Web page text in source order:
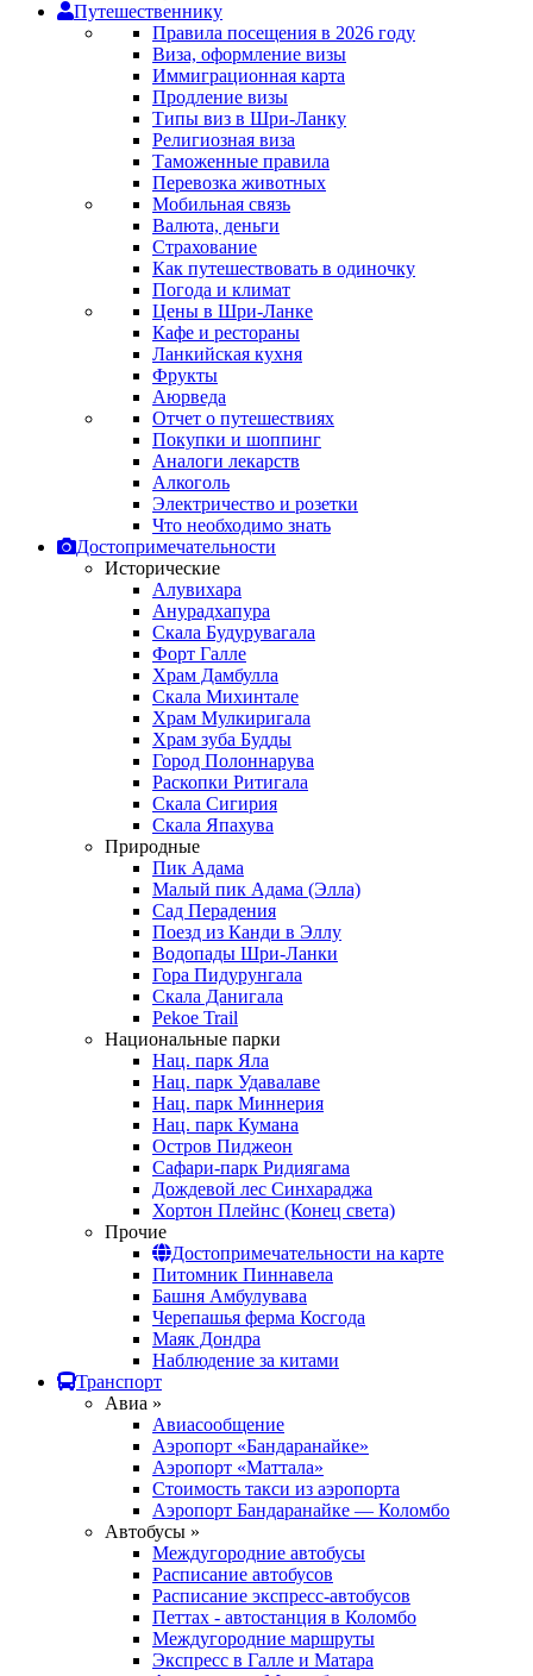
Путешественнику
Правила посещения в 2026 году
Виза, оформление визы
Иммиграционная карта
Продление визы
Типы виз в Шри-Ланку
Религиозная виза
Таможенные правила
Перевозка животных
Мобильная связь
Валюта, деньги
Страхование
Как путешествовать в одиночку
Погода и климат
Цены в Шри-Ланке
Кафе и рестораны
Ланкийская кухня
Фрукты
Аюрведа
Отчет о путешествиях
Покупки и шоппинг
Аналоги лекарств
Алкоголь
Электричество и розетки
Что необходимо знать
Достопримечательности
Исторические
Алувихара
Анурадхапура
Скала Будурувагала
Форт Галле
Храм Дамбулла
Скала Михинтале
Храм Мулкиригала
Храм зуба Будды
Город Полоннарува
Раскопки Ритигала
Скала Сигирия
Скала Япахува
Природные
Пик Адама
Малый пик Адама (Элла)
Сад Перадения
Поезд из Канди в Эллу
Водопады Шри-Ланки
Гора Пидурунгала
Скала Данигала
Pekoe Trail
Национальные парки
Нац. парк Яла
Нац. парк Удавалаве
Нац. парк Миннерия
Нац. парк Кумана
Остров Пиджеон
Сафари-парк Ридиягама
Дождевой лес Синхараджа
Хортон Плейнс (Конец света)
Прочие
Достопримечательности на карте
Питомник Пиннавела
Башня Амбулувава
Черепашья ферма Косгода
Маяк Дондра
Наблюдение за китами
Транспорт
Авиа »
Авиасообщение
Аэропорт «Бандаранайке»
Аэропорт «Маттала»
Стоимость такси из аэропорта
Аэропорт Бандаранайке — Коломбо
Автобусы »
Междугородние автобусы
Расписание автобусов
Расписание экспресс-автобусов
Петтах - автостанция в Коломбо
Междугородние маршруты
Экспресс в Галле и Матара